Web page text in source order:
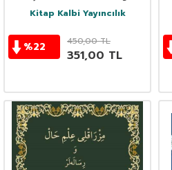
Kitap Kalbi Yayıncılık
%22 450,00TL
351,00 TL